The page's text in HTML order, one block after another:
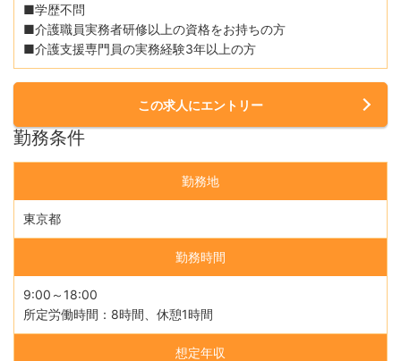
■学歴不問
■介護職員実務者研修以上の資格をお持ちの方
■介護支援専門員の実務経験3年以上の方
この求人にエントリー
勤務条件
勤務地
東京都
勤務時間
9:00～18:00
所定労働時間：8時間、休憩1時間
想定年収